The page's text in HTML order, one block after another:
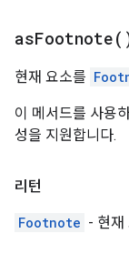
asFootnote(
현재 요소를
이 메서드를 사용
성을 지원합니다.
리턴
Footnote - 현재